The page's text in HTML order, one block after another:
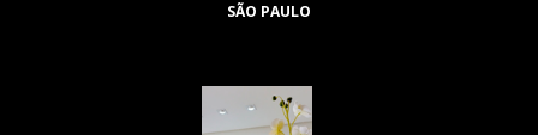
SÃO PAULO